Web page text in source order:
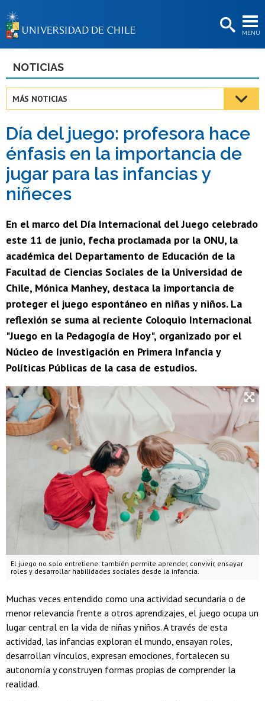
MENÚ
BIBLIOTECAS
Estudiantes
Académicas/os
Funcionarias/os
Egresadas/os
NOTICIAS
MÁS NOTICIAS
Día del juego: profesora hace
énfasis en la importancia de
jugar para las infancias y
niñeces
En el marco del Día Internacional del Juego celebrado
este 11 de junio, fecha proclamada por la ONU, la
académica del Departamento de Educación de la
Facultad de Ciencias Sociales de la Universidad de
Chile, Mónica Manhey, destaca la importancia de
proteger el juego espontáneo en niñas y niños. La
reflexión se suma al reciente Coloquio Internacional
"Juego en la Pedagogía de Hoy", organizado por el
Núcleo de Investigación en Primera Infancia y
Políticas Públicas de la casa de estudios.
El juego no solo entretiene: también permite aprender, convivir, ensayar
roles y desarrollar habilidades sociales desde la infancia.
Muchas veces entendido como una actividad secundaria o de
menor relevancia frente a otros aprendizajes, el juego ocupa un
lugar central en la vida de niñas y niños. A través de esta
actividad, las infancias exploran el mundo, ensayan roles,
desarrollan vínculos, expresan emociones, fortalecen su
autonomía y construyen formas propias de comprender la
realidad.